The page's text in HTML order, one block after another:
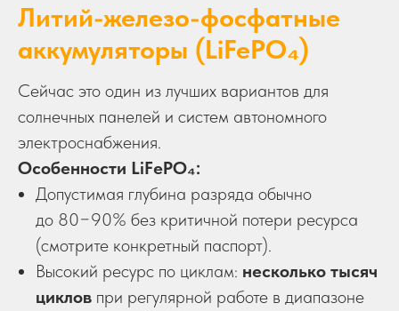
Литий-железо-фосфатные
аккумуляторы (LiFePO₄)
Сейчас это один из лучших вариантов для
солнечных панелей и систем автономного
электроснабжения.
Особенности LiFePO₄:
Допустимая глубина разряда обычно
до 80−90% без критичной потери ресурса
(смотрите конкретный паспорт).
Высокий ресурс по циклам: несколько тысяч
циклов при регулярной работе в диапазоне